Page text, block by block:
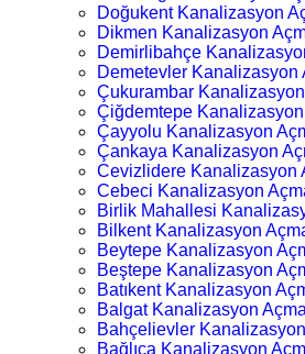
Doğukent Kanalizasyon
Dikmen Kanalizasyon
Demirlibahçe
Demetevler Kanalizasyon
Çukurambar
Çiğdemtepe
Çayyolu Kanalizasyon
Çankaya Kanalizasyon
Cevizlidere Kanalizasyon
Cebeci Kanalizasyon
Birlik Mahallesi
Bilkent Kanalizasyon
Beytepe Kanalizasyon
Beştepe Kanalizasyon
Batıkent Kanalizasyon
Balgat Kanalizasyon
Bahçelievler
Bağlıca Kanalizasyon